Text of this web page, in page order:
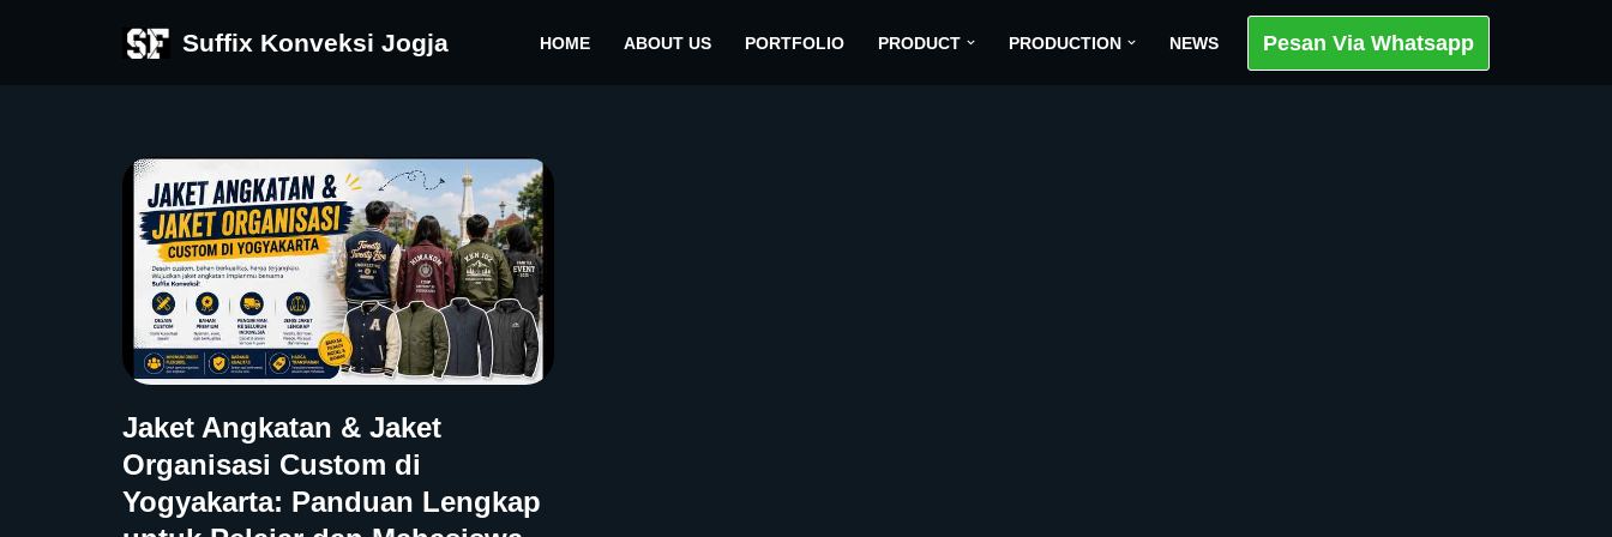
Suffix Konveksi Jogja HOME ABOUT US PORTFOLIO PRODUCT PRODUCTION NEWS Pesan Via Whatsapp
Jaket Angkatan & Jaket
Organisasi Custom di
Yogyakarta: Panduan Lengkap